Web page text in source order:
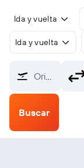
Ida y vuelta
Ida y vuelta
Origen
Buscar